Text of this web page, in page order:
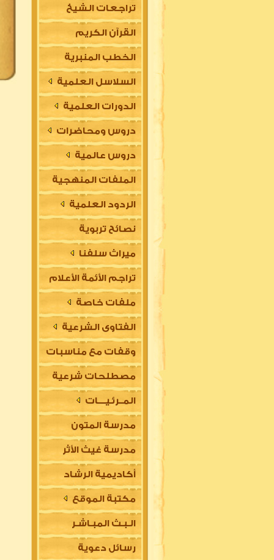
تراجعات الشيخ
القرآن الكريم
الخطب المنبرية
السلاسل العلمية
الدورات العلمية
دروس ومحاضرات
دروس عالمية
الملفات المنهجية
الردود العلمية
نصائح تربوية
ميراث سلفنا
تراجم الأئمة الأعلام
ملفات خاصة
الفتاوى الشرعية
وقفات مع مناسبات
مصطلحات شرعية
المــرئـيــــات
مدرسة المتون
العلمية
مدرسة غيث الأثر
السلفية
أكاديمية الرشاد
العلمية للتأسيس
في مقدمات العلوم
الشرعية (للتعليم
مكتبة الموقع
الـبـث المبـاشـر
رسائل دعوية